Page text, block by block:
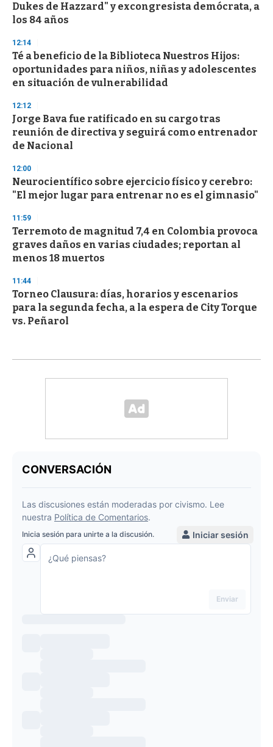
Dukes de Hazzard" y excongresista demócrata, a
los 84 años
12:14
Té a beneficio de la Biblioteca Nuestros Hijos:
oportunidades para niños, niñas y adolescentes
en situación de vulnerabilidad
12:12
Jorge Bava fue ratificado en su cargo tras
reunión de directiva y seguirá como entrenador
de Nacional
12:00
Neurocientífico sobre ejercicio físico y cerebro:
"El mejor lugar para entrenar no es el gimnasio"
11:59
Terremoto de magnitud 7,4 en Colombia provoca
graves daños en varias ciudades; reportan al
menos 18 muertos
11:44
Torneo Clausura: días, horarios y escenarios
para la segunda fecha, a la espera de City Torque
vs. Peñarol